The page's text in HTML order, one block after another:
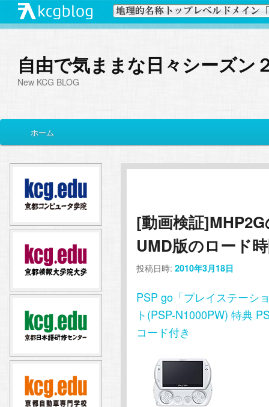
自由で気ままな日々シーズン
New KCG BLOG
イ
メ
イ
ン
コ
ン
ツ
移
サ
ブ
コ
ン
テ
へ
動
ホーム
[動画検証
UMD版のロード
投稿日時: 2010年3月18日
PSP go「プレイステーシ
ト(PSP-N1000PW) 特典
コード付き